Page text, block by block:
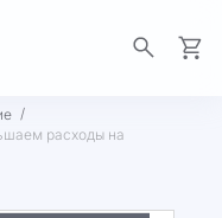
расходы на